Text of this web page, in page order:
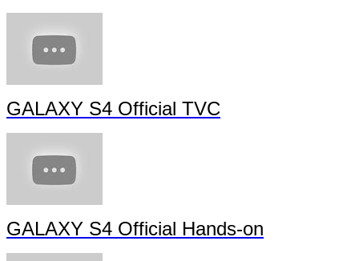
GALAXY S4 Official TVC
GALAXY S4 Official Hands-on